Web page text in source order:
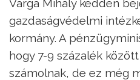
Varga Mihály kedden
gazdaságvédelmi
kormány. A
hogy 7-9 százalék
számolnak, de ez még